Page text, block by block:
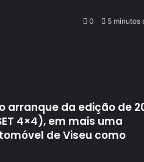
0 5 minutos
arranque da edição de
4×4), em mais uma
de Viseu como